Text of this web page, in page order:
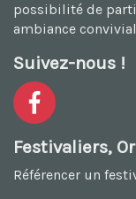
possibilité de
ambiance
Suivez-nous !
Festivaliers,
Référencer un